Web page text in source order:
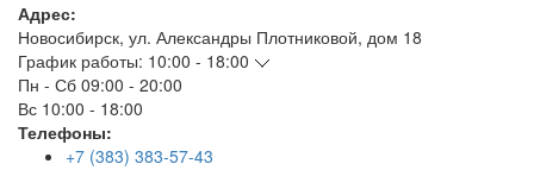
Адрес:
Новосибирск, ул. Александры Плотниковой, дом 18
График работы: 10:00 - 18:00
Пн - Сб 09:00 - 20:00
Вс 10:00 - 18:00
Телефоны:
+7 (383) 383-57-43